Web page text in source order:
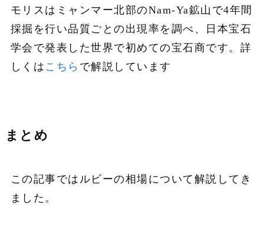
モリスはミャンマー北部のNam-Ya鉱山で4年間
採掘を行い品質ごとの出現率を調べ、日本宝石
学会で発表した世界で初めての宝石商です。詳
しくは こちら で解説しています
まとめ
この記事ではルビーの相場について解説してき
ました。